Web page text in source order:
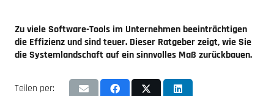
Zu viele Software-Tools im Unternehmen beeinträchtigen
die Effizienz und sind teuer. Dieser Ratgeber zeigt, wie Sie
die Systemlandschaft auf ein sinnvolles Maß zurückbauen.
Teilen per: